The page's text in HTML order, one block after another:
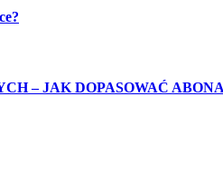
– JAK DOPASOWAĆ